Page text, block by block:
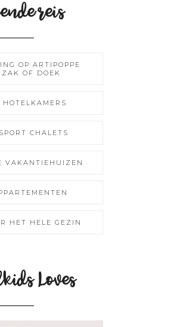
reis
OP ARTIPOPPE
OF DOEK
CHALETS
VAKANTIEHUIZEN
HET HELE GEZIN
Loves